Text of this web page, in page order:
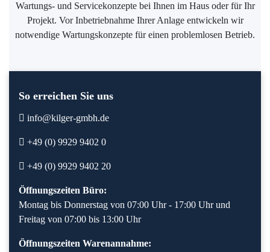
Wartungs- und Servicekonzepte bei Ihnen im Haus oder für Ihr
Projekt. Vor Inbetriebnahme Ihrer Anlage entwickeln wir
notwendige Wartungskonzepte für einen problemlosen Betrieb.
So erreichen Sie uns
info@kilger-gmbh.de
+49 (0) 9929 9402 0
+49 (0) 9929 9402 20
Öffnungszeiten Büro:
Montag bis Donnerstag von 07:00 Uhr - 17:00 Uhr und
Freitag von 07:00 bis 13:00 Uhr
Öffnungszeiten Warenannahme: